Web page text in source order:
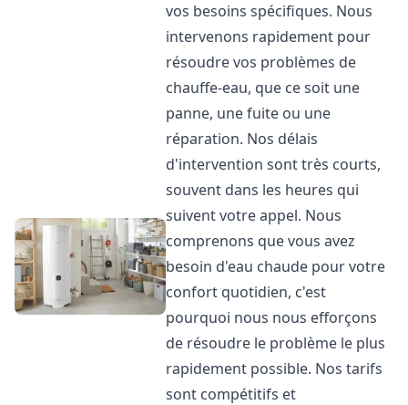
vos besoins spécifiques. Nous
intervenons rapidement pour
résoudre vos problèmes de
chauffe-eau, que ce soit une
panne, une fuite ou une
réparation. Nos délais
d'intervention sont très courts,
souvent dans les heures qui
suivent votre appel. Nous
comprenons que vous avez
besoin d'eau chaude pour votre
confort quotidien, c'est
pourquoi nous nous efforçons
de résoudre le problème le plus
rapidement possible. Nos tarifs
sont compétitifs et